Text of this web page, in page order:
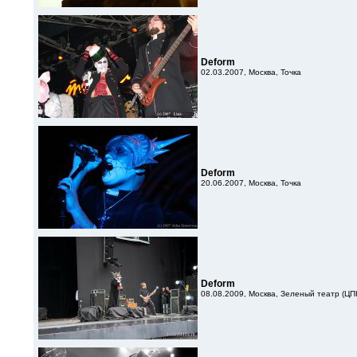
Deform
02.03.2007, Москва, Точка
Deform
20.06.2007, Москва, Точка
Deform
08.08.2009, Москва, Зеленый театр